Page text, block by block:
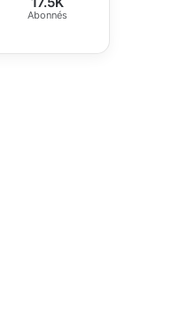
Abonnés